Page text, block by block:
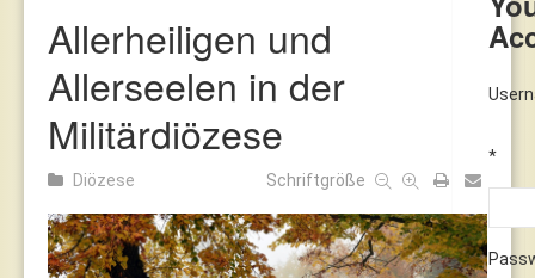
*
Allerheiligen und
Allerseelen in der
Militärdiözese
Diözese Schriftgröße